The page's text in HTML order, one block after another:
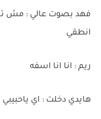
فهد بصوت عالي : مش
انطقي
ريم : انا انا اسفه
هايدي دخلت : اي